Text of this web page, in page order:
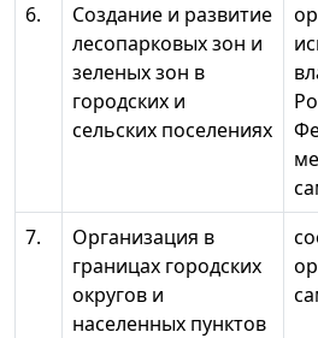
6.
Создание и развитие
лесопарковых зон и
зеленых зон в
городских и
сельских поселениях
7.
Организация в
границах городских
округов и
населенных пунктов